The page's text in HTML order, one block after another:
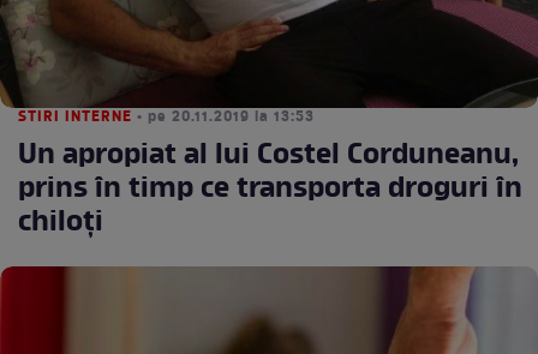
STIRI INTERNE • pe 20.11.2019 la 13:53
Un apropiat al lui Costel Corduneanu,
prins în timp ce transporta droguri în
chiloți